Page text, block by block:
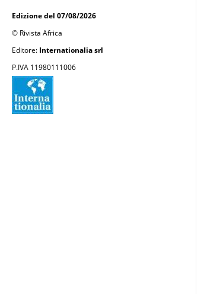
Edizione del 07/08/2026
© Rivista Africa
Editore: Internationalia srl
P.IVA 11980111006